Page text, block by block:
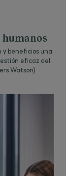
humanos
y beneficios una
eficaz del
Watson)